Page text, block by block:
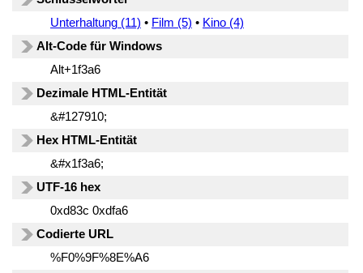
Unterhaltung (11) • Film (5) • Kino (4)
Alt-Code für Windows
Alt+1f3a6
Dezimale HTML-Entität
&#127910;
Hex HTML-Entität
&#x1f3a6;
UTF-16 hex
0xd83c 0xdfa6
Codierte URL
%F0%9F%8E%A6